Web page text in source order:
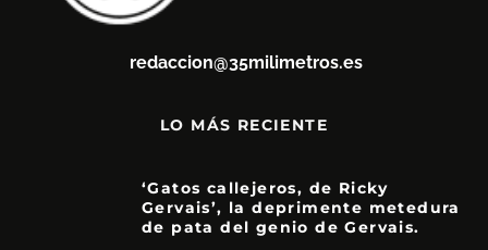
redaccion@35milimetros.es
LO MÁS RECIENTE
‘Gatos callejeros, de Ricky
Gervais’, la deprimente metedura
de pata del genio de Gervais.